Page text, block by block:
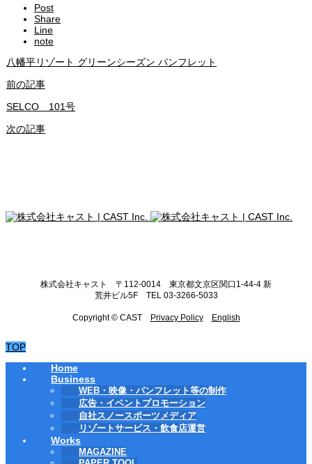
Post
Share
Line
note
八幡平リゾート グリーンシーズン パンフレット
前の記事
SELCO 101号
次の記事
株式会社キャスト 〒112-0014 東京都文京区関口1-44-4 新
荒井ビル5F TEL 03-3266-5033
Copyright © CAST Privacy Policy English
TOP
Home
Business
WEB・映像・パンフレット等の制作
広告・イベントプロモーション
自社スノースポーツメディア
リゾートサービス・飲食店運営
Works
MAGAZINE